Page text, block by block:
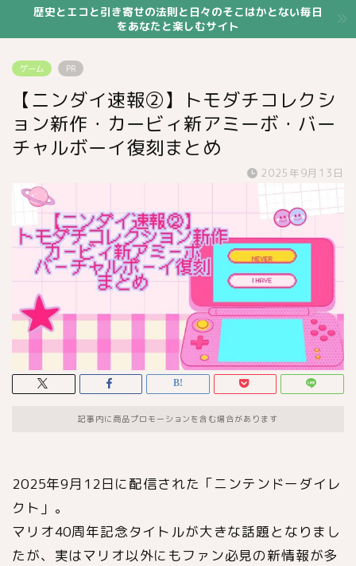
歴史とエコと引き寄せの法則と日々のそこはかとない毎日
をあなたと楽しむサイト
ゲーム PR
【ニンダイ速報②】トモダチコレクシ
ョン新作・カービィ新アミーボ・バー
チャルボーイ復刻まとめ
2025年9月13日
記事内に商品プロモーションを含む場合があります
2025年9月12日に配信された「ニンテンドーダイレ
クト」。
マリオ40周年記念タイトルが大きな話題となりまし
たが、実はマリオ以外にもファン必見の新情報が多